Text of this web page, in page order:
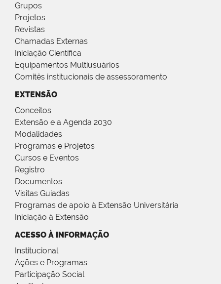
Grupos
Projetos
Revistas
Chamadas Externas
Iniciação Científica
Equipamentos Multiusuários
Comitês institucionais de assessoramento
EXTENSÃO
Conceitos
Extensão e a Agenda 2030
Modalidades
Programas e Projetos
Cursos e Eventos
Registro
Documentos
Visitas Guiadas
Programas de apoio à Extensão Universitária
Iniciação à Extensão
ACESSO À INFORMAÇÃO
Institucional
Ações e Programas
Participação Social